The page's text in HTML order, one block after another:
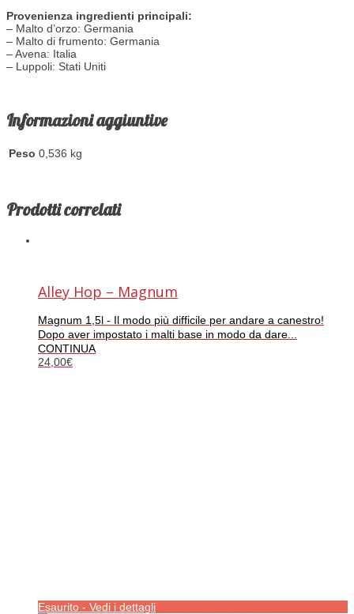
Provenienza ingredienti principali:
– Malto d’orzo: Germania
– Malto di frumento: Germania
– Avena: Italia
– Luppoli: Stati Uniti
Informazioni aggiuntive
Peso 0,536 kg
Prodotti correlati
Alley Hop – Magnum
Magnum 1,5l - Il modo più difficile per andare a canestro!
Dopo aver impostato i malti base in modo da dare...
CONTINUA
24,00€
Esaurito - Vedi i dettagli